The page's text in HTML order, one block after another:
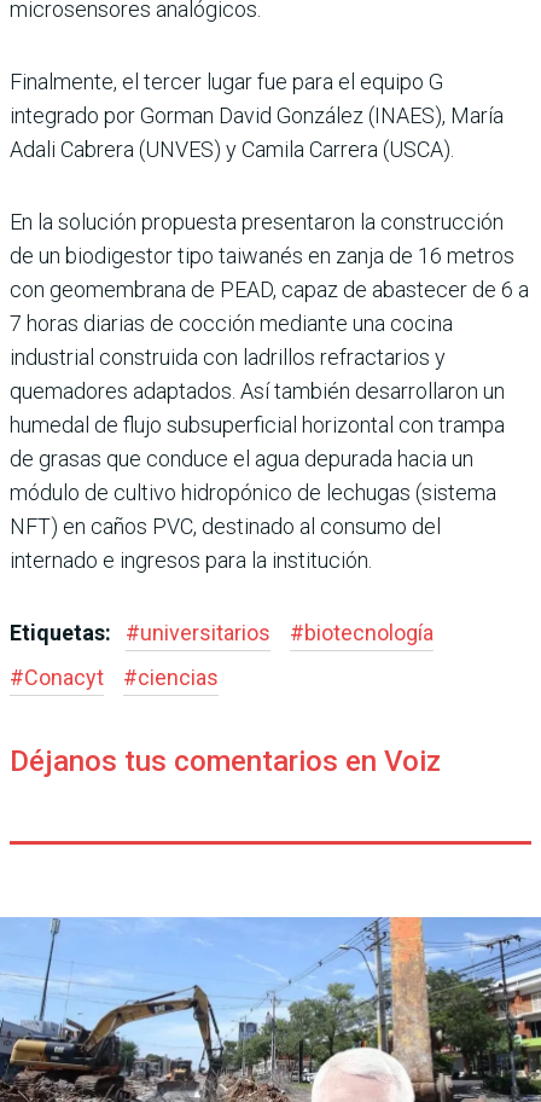
microsensores analógicos.
Finalmente, el tercer lugar fue para el equipo G
integrado por Gorman David González (INAES), María
Adali Cabrera (UNVES) y Camila Carrera (USCA).
En la solución propuesta presentaron la construcción
de un biodigestor tipo taiwanés en zanja de 16 metros
con geomembrana de PEAD, capaz de abastecer de 6 a
7 horas diarias de cocción mediante una cocina
industrial construida con ladrillos refractarios y
quemadores adaptados. Así también desarrollaron un
humedal de flujo subsuperficial horizontal con trampa
de grasas que conduce el agua depurada hacia un
módulo de cultivo hidropónico de lechugas (sistema
NFT) en caños PVC, destinado al consumo del
internado e ingresos para la institución.
Etiquetas: #universitarios #biotecnología
#Conacyt #ciencias
Déjanos tus comentarios en Voiz